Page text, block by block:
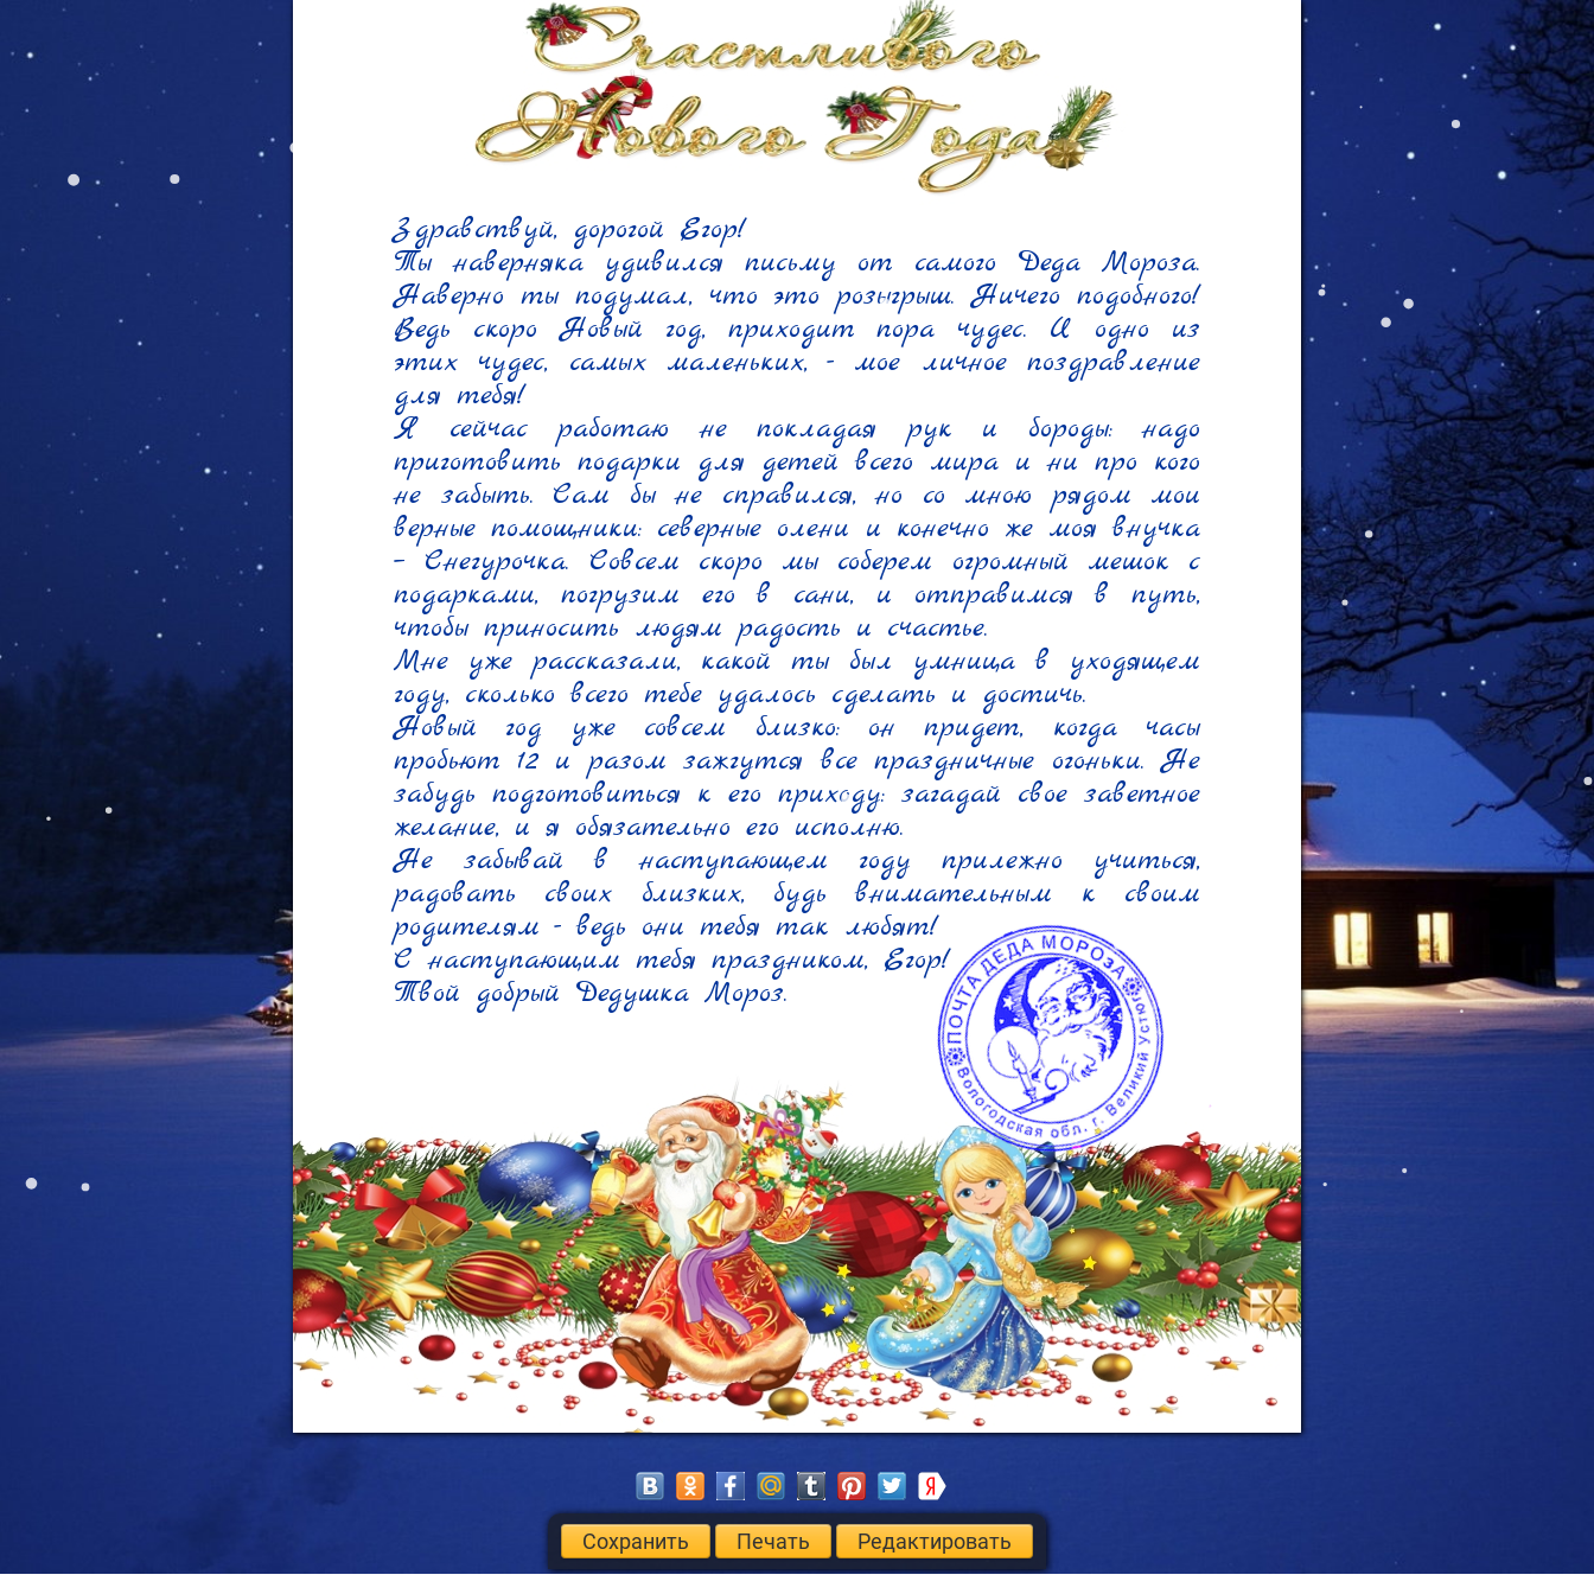
Здравствуй, дорогой Егор!
Ты наверняка удивился письму от самого Деда Мороза.
Наверно ты подумал, что это розыгрыш. Ничего подобного!
Ведь скоро Новый год, приходит пора чудес. И одно из
этих чудес, самых маленьких, - мое личное поздравление
для тебя!
Я сейчас работаю не покладая рук и бороды: надо
приготовить подарки для детей всего мира и ни про кого
не забыть. Сам бы не справился, но со мною рядом мои
верные помощники: северные олени и конечно же моя внучка
– Снегурочка. Совсем скоро мы соберем огромный мешок с
подарками, погрузим его в сани, и отправимся в путь,
чтобы приносить людям радость и счастье.
Мне уже рассказали, какой ты был умница в уходящем
году, сколько всего тебе удалось сделать и достичь.
Новый год уже совсем близко: он придет, когда часы
пробьют 12 и разом зажгутся все праздничные огоньки. Не
забудь подготовиться к его приходу: загадай свое заветное
желание, и я обязательно его исполню.
Не забывай в наступающем году прилежно учиться,
радовать своих близких, будь внимательным к своим
родителям - ведь они тебя так любят!
С наступающим тебя праздником, Егор!
Твой добрый Дедушка Мороз.
Сохранить Печать Редактировать